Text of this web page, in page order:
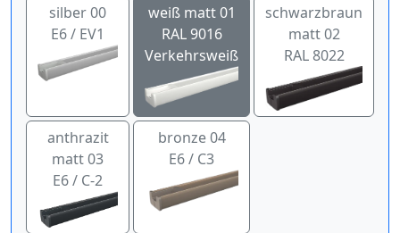
silber 00
E6 / EV1
weiß matt 01
RAL 9016
Verkehrsweiß
schwarzbraun
matt 02
RAL 8022
anthrazit
matt 03
E6 / C-2
bronze 04
E6 / C3